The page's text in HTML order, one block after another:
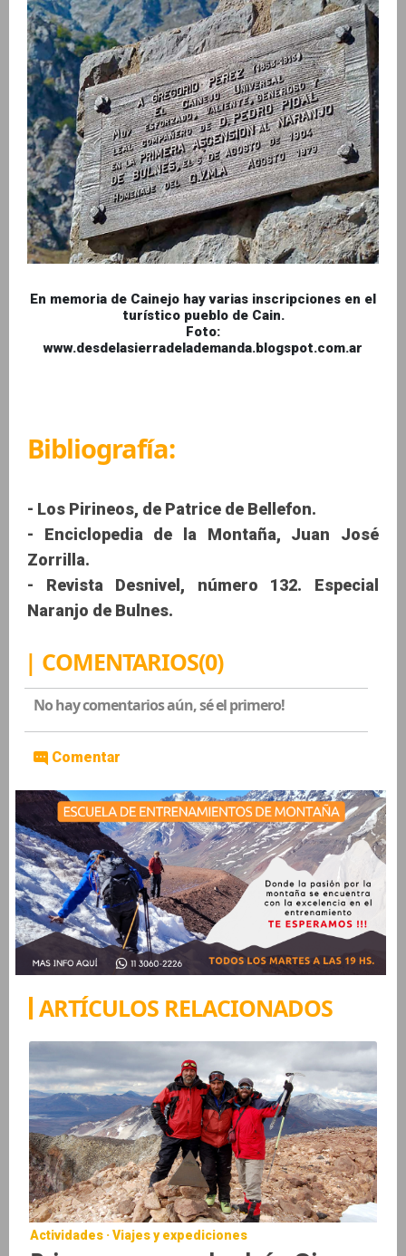
En memoria de Cainejo hay varias inscripciones en el
turístico pueblo de Cain.
Foto:
www.desdelasierradelademanda.blogspot.com.ar
Bibliografía:
- Los Pirineos, de Patrice de Bellefon.
- Enciclopedia de la Montaña, Juan José
Zorrilla.
- Revista Desnivel, número 132. Especial
Naranjo de Bulnes.
| COMENTARIOS(0)
No hay comentarios aún, sé el primero!
Comentar
ARTÍCULOS RELACIONADOS
Actividades · Viajes y expediciones